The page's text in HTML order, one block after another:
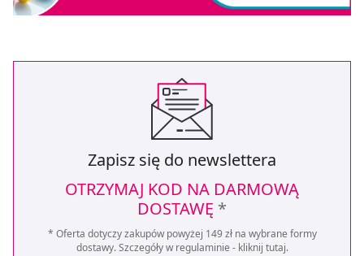
Zapisz się do newslettera
OTRZYMAJ KOD NA DARMOWĄ
DOSTAWĘ *
* Oferta dotyczy zakupów powyżej 149 zł na wybrane formy
dostawy. Szczegóły w regulaminie - kliknij tutaj.